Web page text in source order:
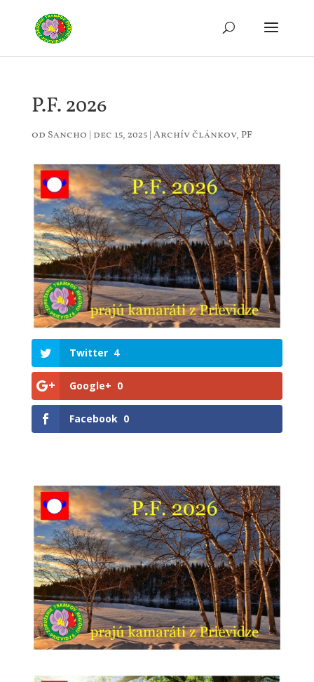
P.F. 2026
od Sancho | dec 15, 2025| Archív článkov, PF
Twitter 4
Google+ 0
Facebook 0